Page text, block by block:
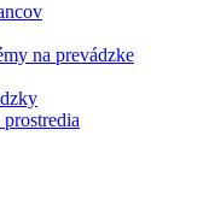
na prevádzke